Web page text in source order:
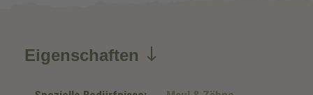
Eigenschaften